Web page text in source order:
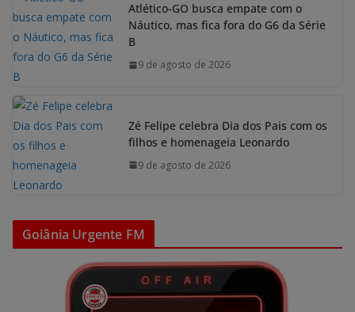
Atlético-GO busca empate com o
Náutico, mas fica fora do G6 da Série
B
9 de agosto de 2026
Zé Felipe celebra Dia dos Pais com os
filhos e homenageia Leonardo
9 de agosto de 2026
Goiânia Urgente FM